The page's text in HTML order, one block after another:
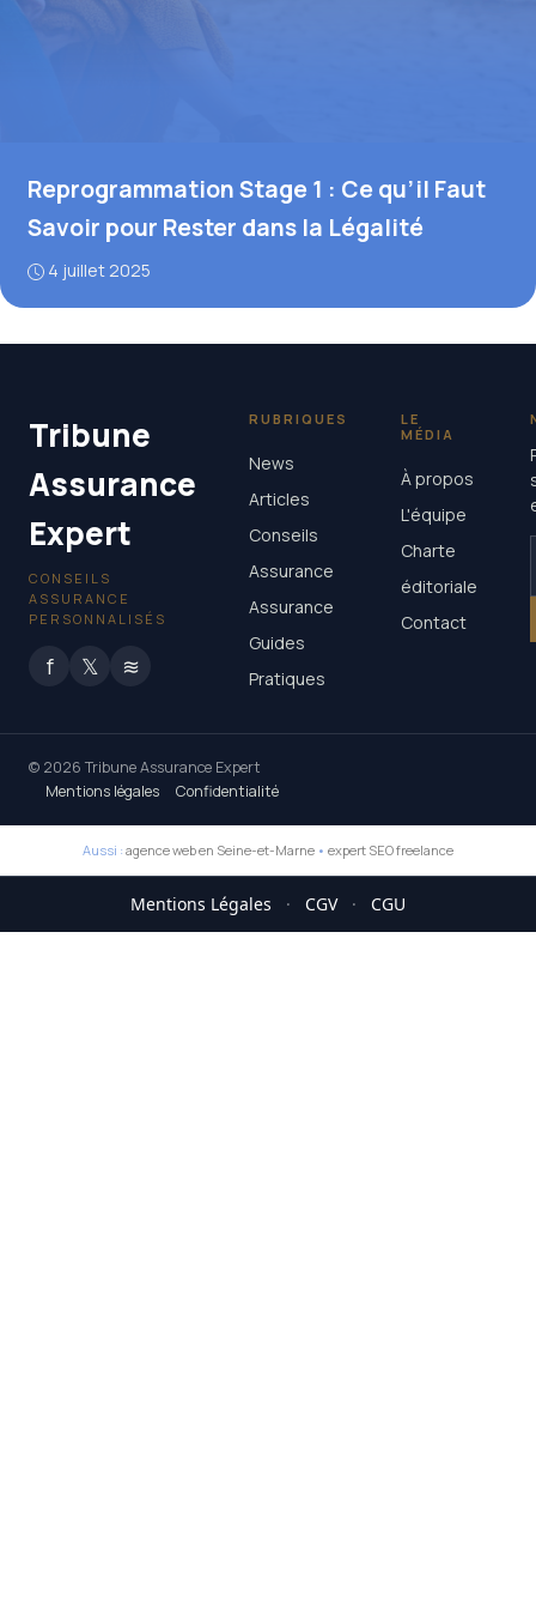
Reprogrammation Stage 1 : Ce qu’il Faut
Savoir pour Rester dans la Légalité
4 juillet 2025
Tribune
Assurance
Expert
CONSEILS
ASSURANCE
PERSONNALISÉS
f 𝕏 ≋
RUBRIQUES
News
Articles
Conseils
Assurance
Assurance
Guides
Pratiques
LE
MÉDIA
À propos
L'équipe
Charte
éditoriale
Contact
© 2026 Tribune Assurance Expert
Mentions légales
Confidentialité
Aussi : agence web en Seine-et-Marne • expert SEO freelance
Mentions Légales · CGV · CGU